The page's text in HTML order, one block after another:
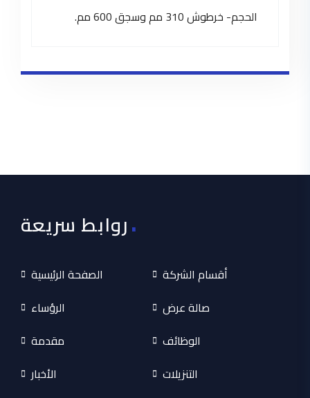
الحجم- خرطوش 310 مم وسجق 600 مم.
روابط سريعة.
الصفحة الرئيسية
أقسام الشركة
الرؤساء
صالة عرض
مقدمة
الوظائف
الأخبار
التنزيلات